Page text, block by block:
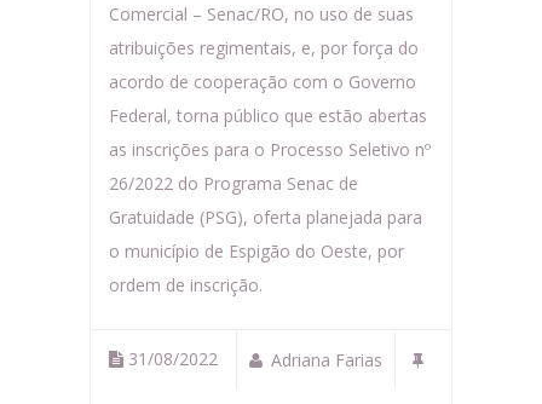
Comercial – Senac/RO, no uso de suas
atribuições regimentais, e, por força do
acordo de cooperação com o Governo
Federal, torna público que estão abertas
as inscrições para o Processo Seletivo nº
26/2022 do Programa Senac de
Gratuidade (PSG), oferta planejada para
o município de Espigão do Oeste, por
ordem de inscrição.
31/08/2022 Adriana Farias